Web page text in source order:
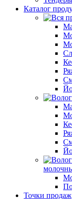
Каталог
Точки продаж